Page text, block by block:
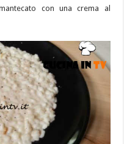
con una crema al